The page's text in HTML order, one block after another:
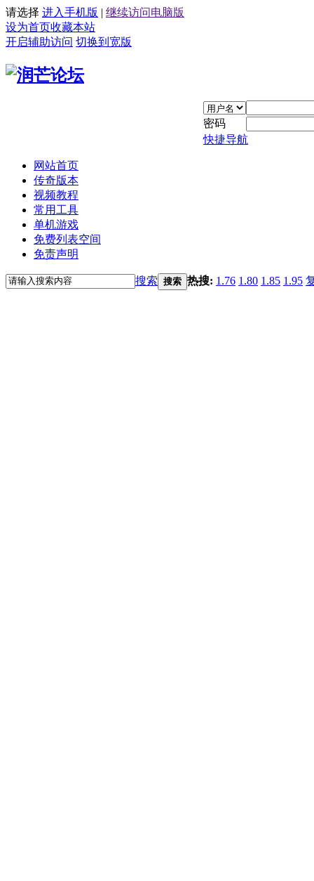
请选择 进入手机版 | 继续访问电脑版
设为首页收藏本站
开启辅助访问 切换到宽版
密码
快捷导航
网站首页
传奇版本
视频教程
常用工具
单机游戏
免费列表空间
免责声明
搜索 搜索 热搜: 1.76 1.80 1.85 1.95